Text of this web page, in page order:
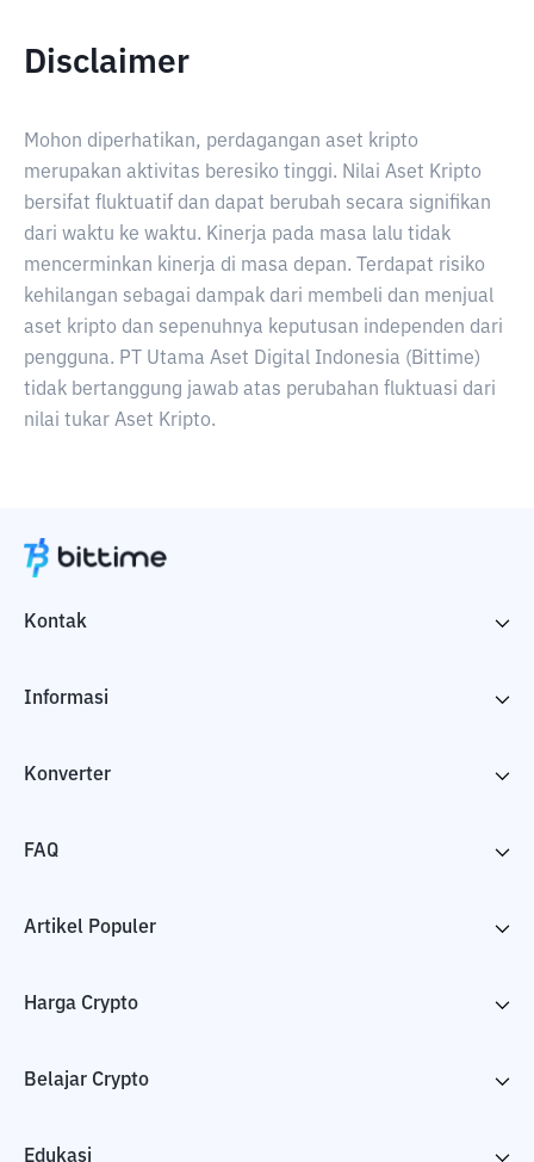
Disclaimer
Mohon diperhatikan, perdagangan aset kripto
merupakan aktivitas beresiko tinggi. Nilai Aset Kripto
bersifat fluktuatif dan dapat berubah secara signifikan
dari waktu ke waktu. Kinerja pada masa lalu tidak
mencerminkan kinerja di masa depan. Terdapat risiko
kehilangan sebagai dampak dari membeli dan menjual
aset kripto dan sepenuhnya keputusan independen dari
pengguna. PT Utama Aset Digital Indonesia (Bittime)
tidak bertanggung jawab atas perubahan fluktuasi dari
nilai tukar Aset Kripto.
Kontak
Informasi
Konverter
FAQ
Artikel Populer
Harga Crypto
Belajar Crypto
Edukasi